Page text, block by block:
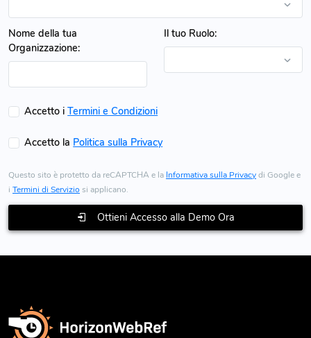
Nome della tua
Organizzazione:
Il tuo Ruolo:
Accetto iTermini e Condizioni
Accetto la Politica sulla Privacy
Questo sito è protetto da reCAPTCHA e la Informativa sulla Privacydi Google e
i Termini di Servizio si applicano.
Ottieni Accesso alla Demo Ora